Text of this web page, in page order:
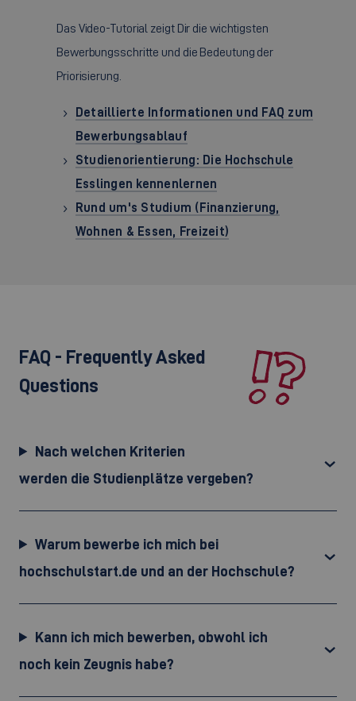
Das Video-Tutorial zeigt Dir die wichtigsten
Bewerbungsschritte und die Bedeutung der
Priorisierung.
Detaillierte Informationen und FAQ zum
Bewerbungsablauf
Studienorientierung: Die Hochschule
Esslingen kennenlernen
Rund um's Studium (Finanzierung,
Wohnen & Essen, Freizeit)
FAQ - Frequently Asked
Questions
Nach welchen Kriterien
werden die Studienplätze vergeben?
Warum bewerbe ich mich bei
hochschulstart.de und an der Hochschule?
Kann ich mich bewerben, obwohl ich
noch kein Zeugnis habe?